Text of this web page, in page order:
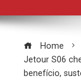
Home
Jetour S06
benefício,